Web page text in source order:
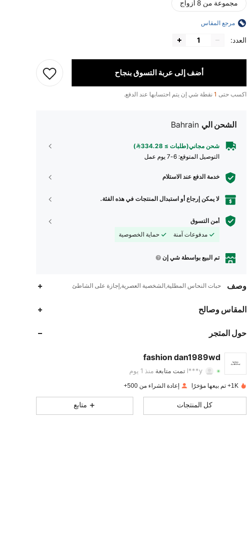
مجموعة من 8 أزواج
مرجع المقاس
العدد:
أضف إلى عربة التسوق بنجاح
اكسب حتى 1 نقطة شي إن يتم احتسابها عند الدفع.
الشحن الي Bahrain
شحن مجاني(طلبات ≥ 334.28)
التوصيل المتوقع: 6-7 يوم عمل
خدمة الدفع عند الاستلام
لا يمكن إرجاع أو استبدال المنتجات في هذه الفئة.
أمن التسوق
مدفوعات آمنة
حماية الخصوصية
تم البيع بواسطة شي إن
وصف حبات النحاس المطلية,الشخصية العصرية,إجازة على الشاطئ
المقاس وصالح
حول المتجر
fashion dan1989wd
4.91
178
l***y تمت متابعة
4.91 تقييم 12قطع 178متابعون
4.91
12
178
1K+ تم بيعها مؤخرًا إعادة الشراء من 500+
كل المنتجات متابع